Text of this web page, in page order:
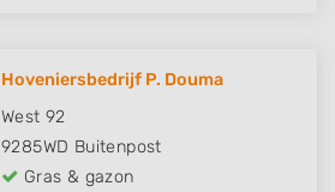
Hoveniersbedrijf P. Douma
West 92
9285WD Buitenpost
Gras & gazon